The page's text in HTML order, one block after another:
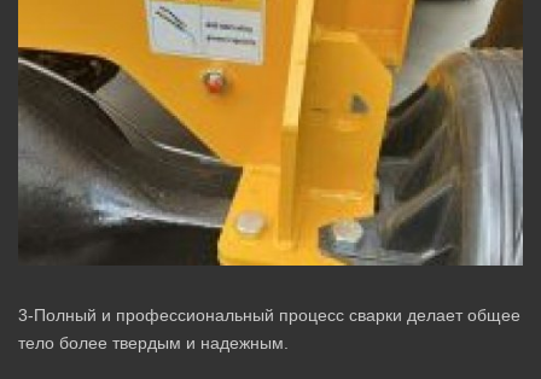
3-Полный и профессиональный процесс сварки делает общее
тело более твердым и надежным.